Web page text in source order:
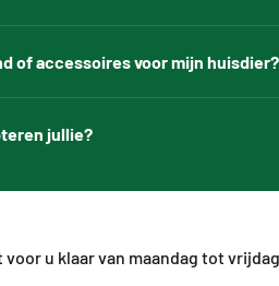
of accessoires voor mijn huisdier?
jullie?
u klaar van maandag tot